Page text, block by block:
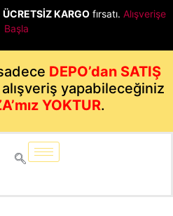
ÜCRETSİZ KARGO fırsatı. Alışverişe
Başla
DEPO’dan SATIŞ
alışveriş yapabileceğiniz
YOKTUR.